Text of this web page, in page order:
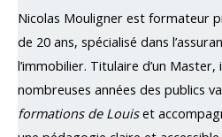
Nicolas Mouligner est formateur
de 20 ans, spécialisé dans
l’immobilier. Titulaire d’un
nombreuses années des publics
formations de Louiset